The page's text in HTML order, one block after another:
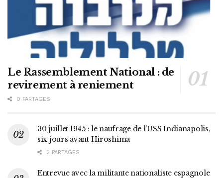
Le Rassemblement National : de
revirement à reniement
0 PARTAGES
30 juillet 1945 : le naufrage de l’USS Indianapolis,
six jours avant Hiroshima
2 PARTAGES
Entrevue avec la militante nationaliste espagnole